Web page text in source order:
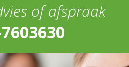
of afspraak